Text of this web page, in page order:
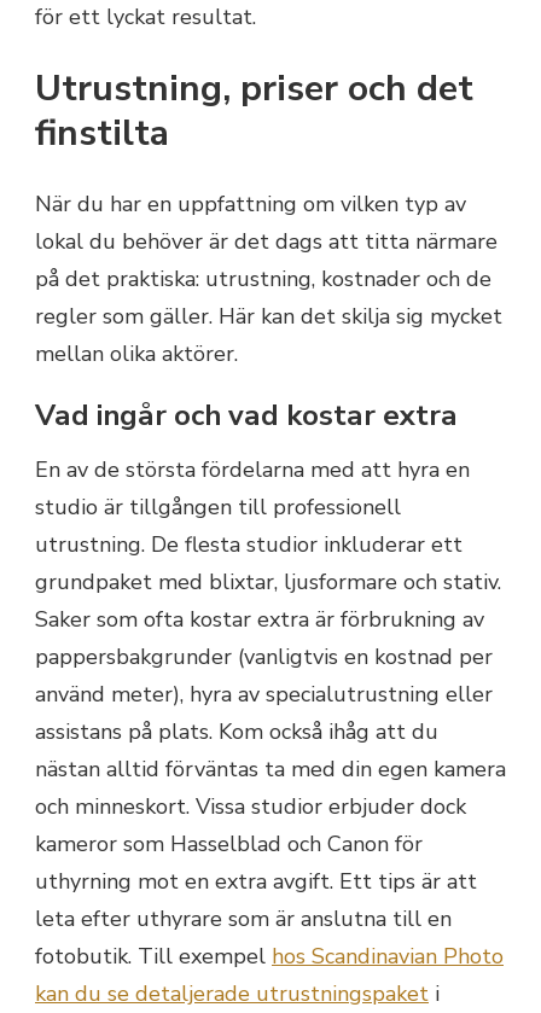
för ett lyckat resultat.
Utrustning, priser och det
finstilta
När du har en uppfattning om vilken typ av
lokal du behöver är det dags att titta närmare
på det praktiska: utrustning, kostnader och de
regler som gäller. Här kan det skilja sig mycket
mellan olika aktörer.
Vad ingår och vad kostar extra
En av de största fördelarna med att hyra en
studio är tillgången till professionell
utrustning. De flesta studior inkluderar ett
grundpaket med blixtar, ljusformare och stativ.
Saker som ofta kostar extra är förbrukning av
pappersbakgrunder (vanligtvis en kostnad per
använd meter), hyra av specialutrustning eller
assistans på plats. Kom också ihåg att du
nästan alltid förväntas ta med din egen kamera
och minneskort. Vissa studior erbjuder dock
kameror som Hasselblad och Canon för
uthyrning mot en extra avgift. Ett tips är att
leta efter uthyrare som är anslutna till en
fotobutik. Till exempel hos Scandinavian Photo
kan du se detaljerade utrustningspaket i